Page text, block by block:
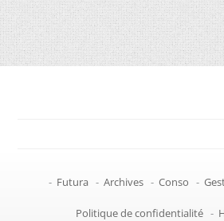
- Futura - Archives - Conso -
Politique de confidentialité -